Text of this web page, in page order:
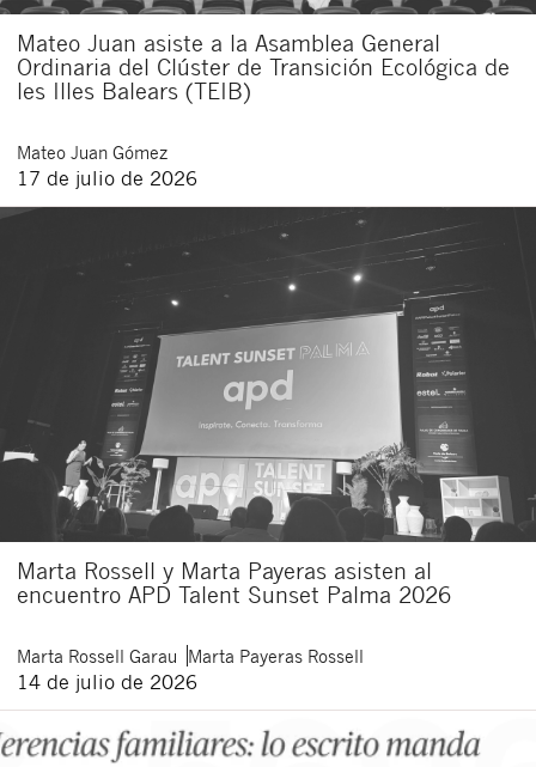
Mateo Juan asiste a la Asamblea General
Ordinaria del Clúster de Transición Ecológica de
les Illes Balears (TEIB)
Mateo Juan Gómez
17 de julio de 2026
Marta Rossell y Marta Payeras asisten al
encuentro APD Talent Sunset Palma 2026
Marta Rossell Garau Marta Payeras Rossell
14 de julio de 2026